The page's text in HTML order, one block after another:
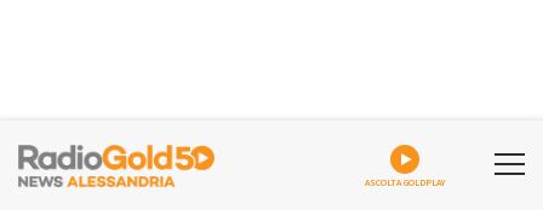
ASCOLTA GOLDPLAY